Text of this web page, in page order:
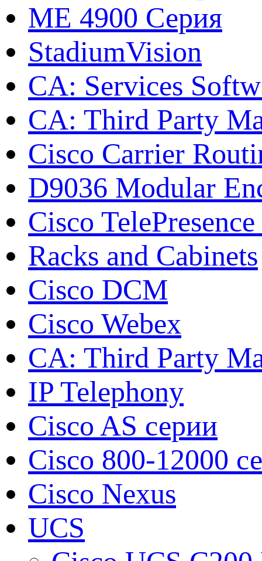
ME 4900 Серия
StadiumVision
CA: Services
CA: Third Party
Cisco Carrier
D9036 Modular
Cisco
Racks and Cabinets
Cisco DCM
Cisco Webex
CA: Third Party
IP Telephony
Cisco AS серии
Cisco 800-12000
Cisco Nexus
UCS